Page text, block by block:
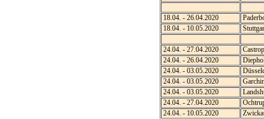
18.04. - 26.04.2020
18.04. - 10.05.2020
24.04. - 27.04.2020
24.04. - 26.04.2020
24.04. - 03.05.2020
24.04. - 03.05.2020
24.04. - 03.05.2020
24.04. - 27.04.2020
24.04. - 10.05.2020